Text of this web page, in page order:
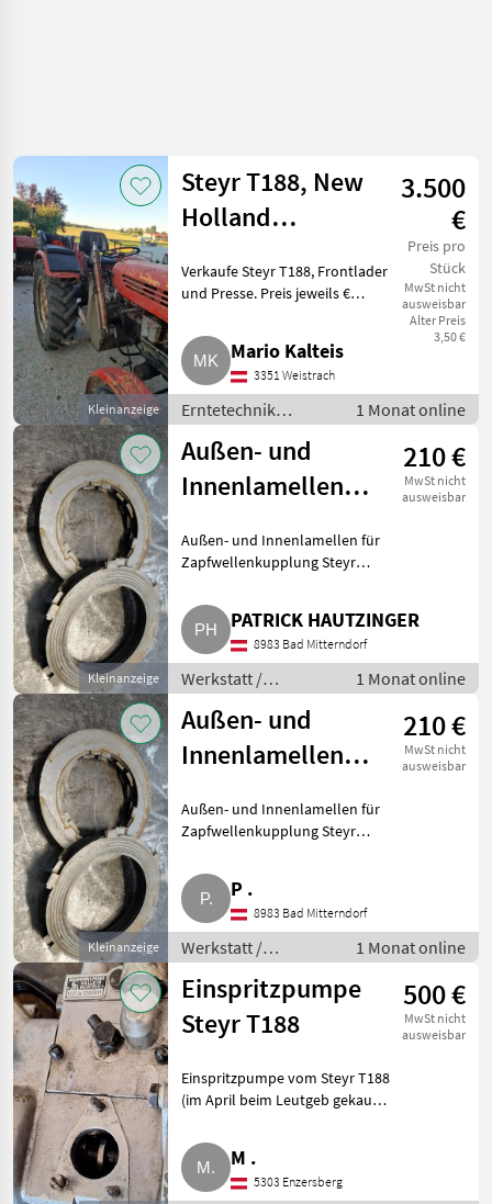
Kleinanzeige
Steyr T188, New
Holland
Quaderballenpresse
3.500
€
Preis pro
Stück
MwSt nicht
ausweisbar
Alter Preis
3,50 €
Verkaufe Steyr T188, Frontlader
und Presse. Preis jeweils €
bereift. Mit Typenschein. New
Holland
Kleinquaderballenpresse, neue
Knüpfer,
Mario Kalteis
3351 Weistrach
Erntetechnik
Grünland /
Kleinpackenpressen
1 Monat online
Kleinanzeige
Außen- und
Innenlamellen
Zapfwellenkupplung
210 €
MwSt nicht
ausweisbar
Außen- und Innenlamellen für
Zapfwellenkupplung Steyr
50, 430, 540, 545, 548, T188,
T190. 1882217, 188220017,
1188220017. Komplettes
PATRICK HAUTZINGER
8983 Bad Mitterndorf
Werkstatt /
Werkzeug
1 Monat online
Kleinanzeige
Außen- und
Innenlamellen
Zapfwellenkupplung
210 €
MwSt nicht
ausweisbar
Außen- und Innenlamellen für
Zapfwellenkupplung Steyr
50, 430, 540, 545, 548, T188,
T190. 1882217, 188220017,
1188220017. Komplettes
P .
8983 Bad Mitterndorf
Werkstatt /
Werkzeug
1 Monat online
Einspritzpumpe
Steyr T188
500 €
MwSt nicht
ausweisbar
Einspritzpumpe vom Steyr T188
(im April beim Leutgeb gekauft).
Sonstiges Traktorzubehör
M .
5303 Enzersberg